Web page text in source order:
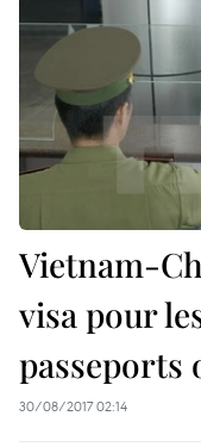
Vietnam-
visa pour
passeports
30/08/2017 02:14